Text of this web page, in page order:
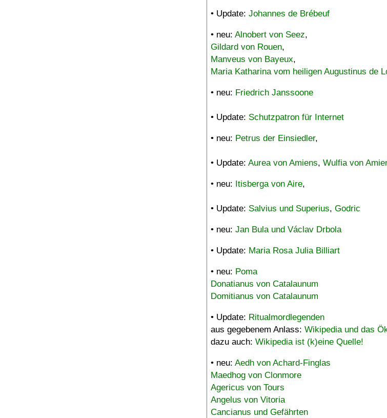
• Update: Johannes de Brébeuf
• neu: Alnobert von Seez,
Gildard von Rouen,
Manveus von Bayeux,
Maria Katharina vom heiligen Augustinus de
• neu: Friedrich Janssoone
• Update: Schutzpatron für Internet
• neu: Petrus der Einsiedler,
• Update: Aurea von Amiens, Wulfia von
• neu: Itisberga von Aire,
• Update: Salvius und Superius, Godric
• neu: Jan Bula und Václav Drbola
• Update: Maria Rosa Julia Billiart
• neu: Poma
Donatianus von Catalaunum
Domitianus von Catalaunum
• Update: Ritualmordlegenden
aus gegebenem Anlass: Wikipedia und das
dazu auch: Wikipedia ist (k)eine Quelle!
• neu: Aedh von Achard-Finglas
Maedhog von Clonmore
Agericus von Tours
Angelus von Vitoria
Cancianus und Gefährten